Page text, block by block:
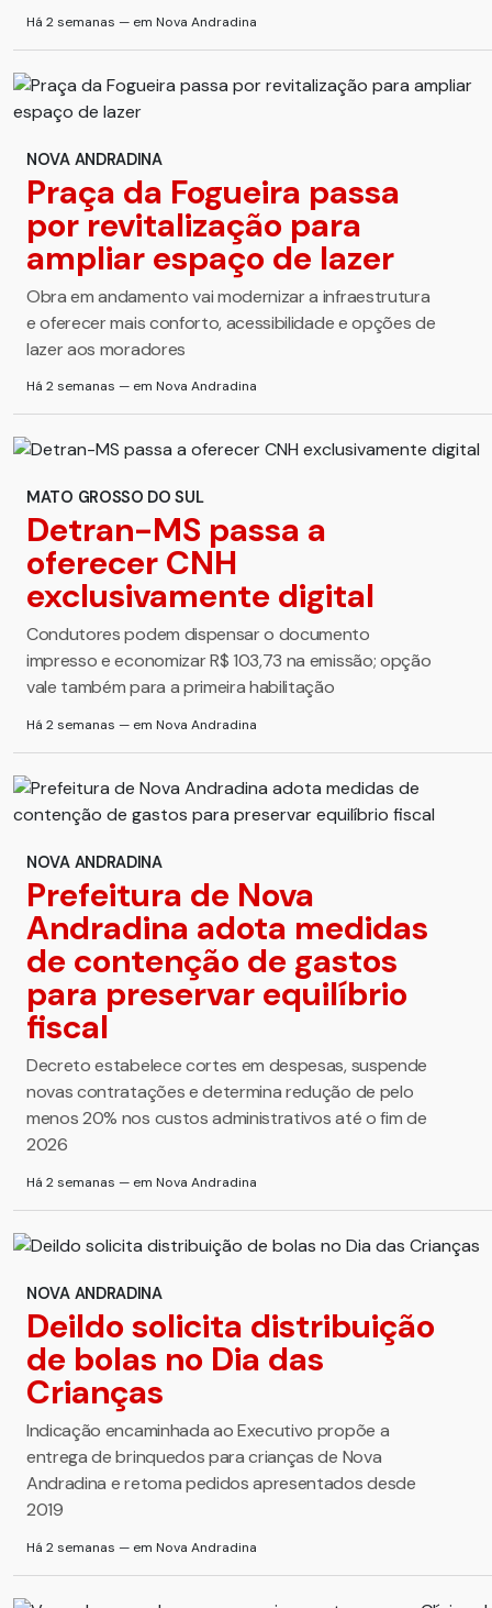
Há 2 semanas — em Nova Andradina
NOVA ANDRADINA
Praça da Fogueira passa
por revitalização para
ampliar espaço de lazer
Obra em andamento vai modernizar a infraestrutura
e oferecer mais conforto, acessibilidade e opções de
lazer aos moradores
Há 2 semanas — em Nova Andradina
MATO GROSSO DO SUL
Detran-MS passa a
oferecer CNH
exclusivamente digital
Condutores podem dispensar o documento
impresso e economizar R$ 103,73 na emissão; opção
vale também para a primeira habilitação
Há 2 semanas — em Nova Andradina
NOVA ANDRADINA
Prefeitura de Nova
Andradina adota medidas
de contenção de gastos
para preservar equilíbrio
fiscal
Decreto estabelece cortes em despesas, suspende
novas contratações e determina redução de pelo
menos 20% nos custos administrativos até o fim de
2026
Há 2 semanas — em Nova Andradina
NOVA ANDRADINA
Deildo solicita distribuição
de bolas no Dia das
Crianças
Indicação encaminhada ao Executivo propõe a
entrega de brinquedos para crianças de Nova
Andradina e retoma pedidos apresentados desde
2019
Há 2 semanas — em Nova Andradina